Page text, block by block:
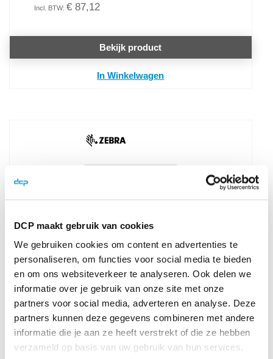
DCP maakt gebruik van cookies
We gebruiken cookies om content en advertenties te
personaliseren, om functies voor social media te bieden
en om ons websiteverkeer te analyseren. Ook delen we
informatie over je gebruik van onze site met onze
partners voor social media, adverteren en analyse. Deze
partners kunnen deze gegevens combineren met andere
informatie die je aan ze heeft verstrekt of die ze hebben
verzameld op basis van uw gebruik van hun services.
€ 87,12
Bekijk product
In Winkelwagen
Zebra Z-Perform 1000T 100x50mm voor
mid-range en high-end printers (2.820
labels/rol) 4 rollen
Z-Perform 1000T
Mat pa ...
€ 72,00